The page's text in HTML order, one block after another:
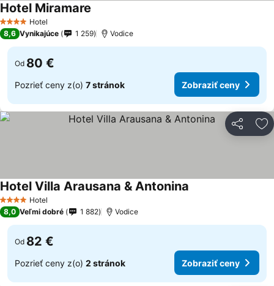
4 Počet hviezdičiek
Hotel
Hotel Miramare
8,6 Vynikajúce 1 259 Vodice
Od 80 €
Pozrieť ceny z(o) 7 stránok Zobraziť ceny
Zdieľať
4 Počet hviezdičiek
Hotel
Hotel Villa Arausana & Antonina
8,0 Veľmi dobré 1 882 Vodice
Od 82 €
Pozrieť ceny z(o) 2 stránok Zobraziť ceny